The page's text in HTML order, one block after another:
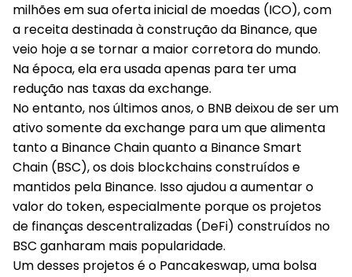
milhões em sua oferta inicial de moedas (ICO), com
a receita destinada à construção da Binance, que
veio hoje a se tornar a maior corretora do mundo.
Na época, ela era usada apenas para ter uma
redução nas taxas da exchange.
No entanto, nos últimos anos, o BNB deixou de ser um
ativo somente da exchange para um que alimenta
tanto a Binance Chain quanto a Binance Smart
Chain (BSC), os dois blockchains construídos e
mantidos pela Binance. Isso ajudou a aumentar o
valor do token, especialmente porque os projetos
de finanças descentralizadas (DeFi) construídos no
BSC ganharam mais popularidade.
Um desses projetos é o Pancakeswap, uma bolsa